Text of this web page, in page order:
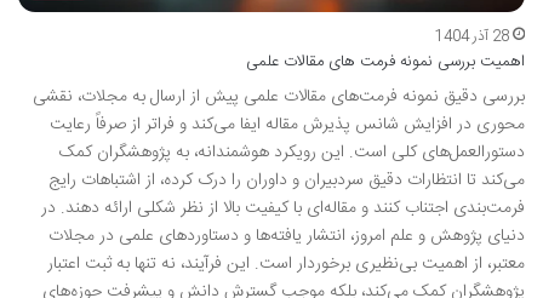
28 آذر 1404
اهمیت بررسی نمونه فرمت های مقالات علمی
بررسی دقیق نمونه فرمت‌های مقالات علمی پیش از ارسال به مجلات، نقشی
محوری در افزایش شانس پذیرش مقاله ایفا می‌کند و فراتر از صرفاً رعایت
دستورالعمل‌های کلی است. این رویکرد هوشمندانه، به پژوهشگران کمک
می‌کند تا انتظارات دقیق سردبیران و داوران را درک کرده، از اشتباهات رایج
فرمت‌بندی اجتناب کنند و مقاله‌ای با کیفیت بالا از نظر شکلی ارائه دهند. در
دنیای پژوهش و علم امروز، انتشار یافته‌ها و دستاوردهای علمی در مجلات
معتبر، از اهمیت بی‌نظیری برخوردار است. این فرآیند، نه تنها به ثبت اعتبار
پژوهشگران کمک می‌کند، بلکه موجب گسترش دانش و پیشرفت حوزه‌های